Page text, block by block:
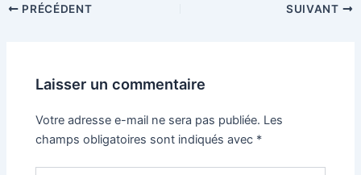
PRÉCÉDENT SUIVANT
Laisser un commentaire
Votre adresse e-mail ne sera pas publiée. Les
champs obligatoires sont indiqués avec *